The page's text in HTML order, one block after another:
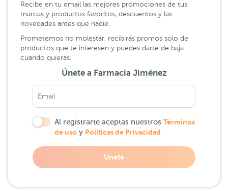
Recibe en tu email las mejores promociones de tus
marcas y productos favoritos, descuentos y las
novedades antes que nadie.
Prometemos no molestar, recibirás promos solo de
productos que te interesen y puedes darte de baja
cuando quieras.
Únete a Farmacia Jiménez
Al registrarte aceptas nuestros Términos
de uso y Políticas de Privacidad
Unete